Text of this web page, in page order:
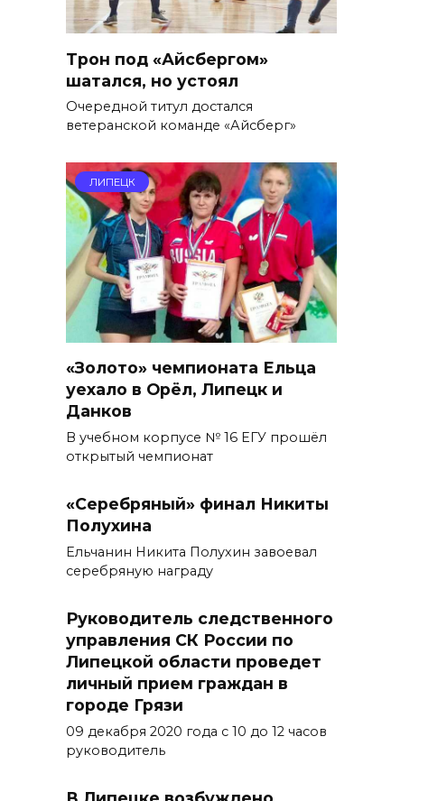
Трон под «Айсбергом»
шатался, но устоял
Очередной титул достался
ветеранской команде «Айсберг»
ЛИПЕЦК
«Золото» чемпионата Ельца
уехало в Орёл, Липецк и
Данков
В учебном корпусе № 16 ЕГУ прошёл
открытый чемпионат
«Серебряный» финал Никиты
Полухина
Ельчанин Никита Полухин завоевал
серебряную награду
Руководитель следственного
управления СК России по
Липецкой области проведет
личный прием граждан в
городе Грязи
09 декабря 2020 года с 10 до 12 часов
руководитель